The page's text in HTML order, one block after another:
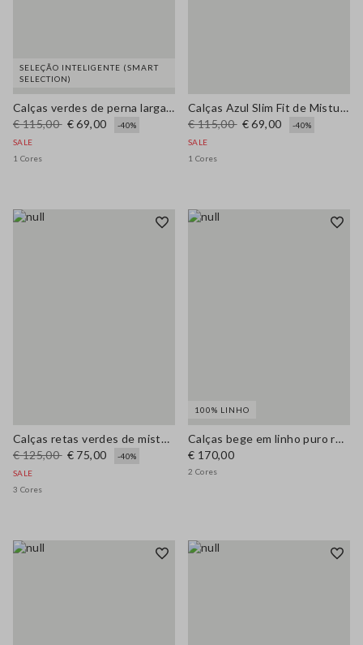
SELEÇÃO INTELIGENTE (SMART
SELECTION)
Calças verdes de perna larga em puro algodão
€ 115,00 € 69,00
-40%
SALE
1 Cores
Calças Azul Slim Fit de Mistura de Algodão Elástico
€ 115,00 € 69,00
-40%
SALE
1 Cores
Calças retas verdes de mistura de algodão e linho, ajuste regular
€ 125,00 € 75,00
-40%
SALE
3 Cores
100% LINHO
Calças bege em linho puro regular fit
€ 170,00
2 Cores